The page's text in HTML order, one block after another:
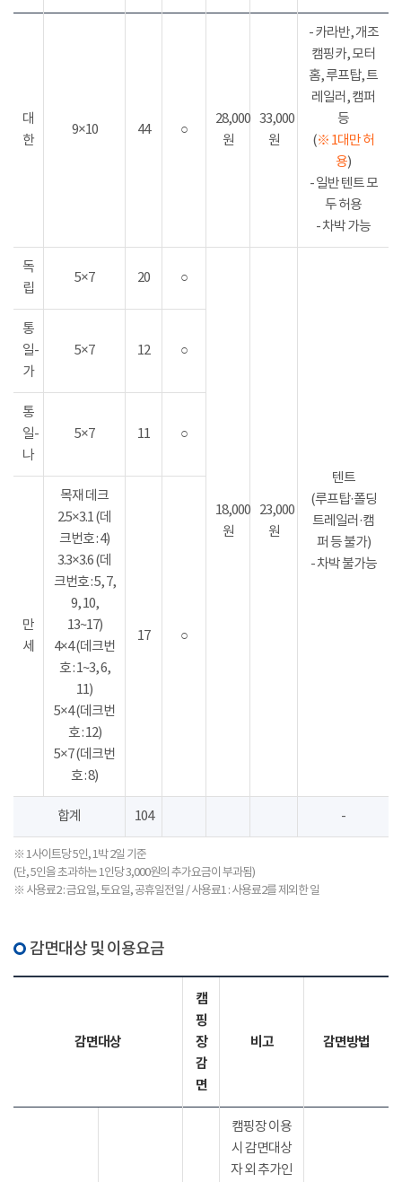
대
한
9×10 44 ○
28,000
원
33,000
원
- 카라반, 개조
캠핑카, 모터
홈, 루프탑, 트
레일러, 캠퍼
등
(※ 1대만 허
용)
- 일반 텐트 모
두 허용
- 차박 가능
독
립
5×7 20 ○
18,000
원
23,000
원
텐트
(루프탑·폴딩
트레일러·캠
퍼 등 불가)
- 차박 불가능
통
일-
가
5×7 12 ○
통
일-
나
5×7 11 ○
만
세
목재 데크
2.5×3.1 (데
크번호 : 4)
3.3×3.6 (데
크번호 : 5, 7,
9, 10,
13~17)
4×4 (데크번
호 : 1~3, 6,
11)
5×4 (데크번
호 : 12)
5×7 (데크번
호 : 8)
17 ○
합계 104 -
※ 1사이트당 5인, 1박 2일 기준
(단, 5인을 초과하는 1인당 3,000원의 추가요금이 부과됨)
※ 사용료2 : 금요일, 토요일, 공휴일전일 / 사용료1 : 사용료2를 제외한 일
감면대상 및 이용요금
감면대상
캠
핑
장
감
면
비고 감면방법
캠핑장 이용
시 감면대상
자 외 추가인